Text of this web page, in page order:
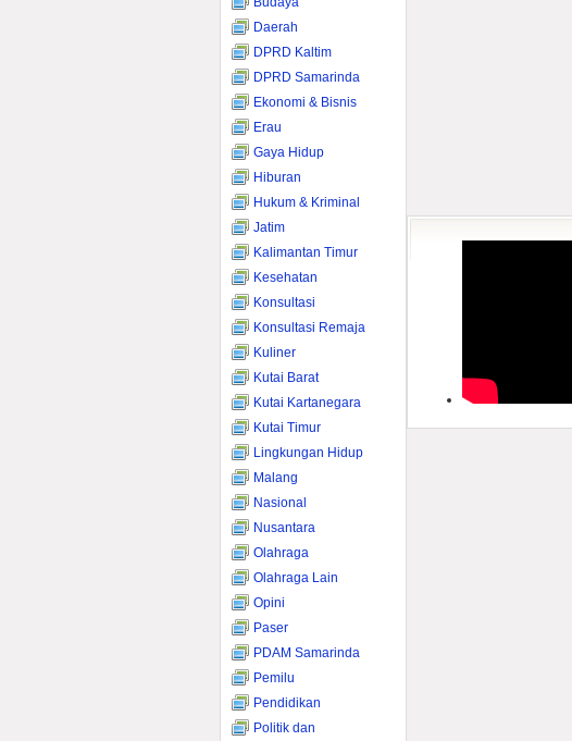
Daerah
DPRD Kaltim
DPRD Samarinda
Ekonomi & Bisnis
Erau
Gaya Hidup
Hiburan
Hukum & Kriminal
Jatim
Kalimantan Timur
Kesehatan
Konsultasi
Konsultasi Remaja
Kuliner
Kutai Barat
Kutai Kartanegara
Kutai Timur
Lingkungan Hidup
Malang
Nasional
Nusantara
Olahraga
Olahraga Lain
Opini
Paser
PDAM Samarinda
Pemilu
Pendidikan
Politik dan